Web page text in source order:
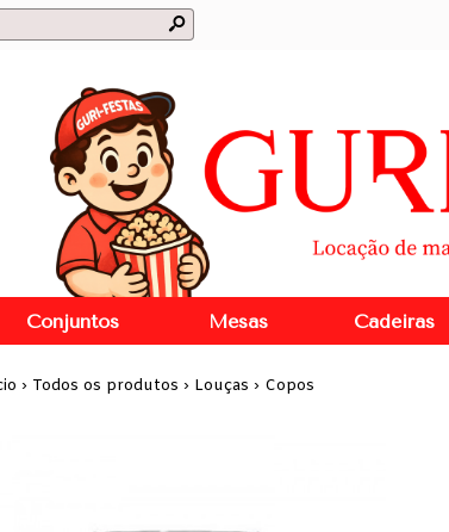
s
Conjuntos Mesas Cadeiras
› Todos os produtos › Louças › Copos